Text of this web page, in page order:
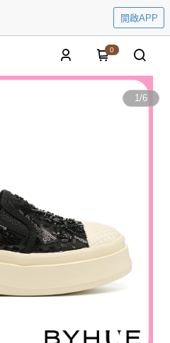
開啟APP
0
1/6